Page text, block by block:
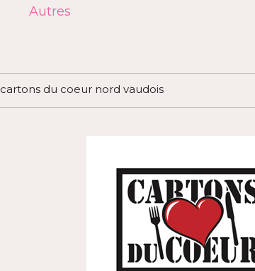
Autres
cartons du coeur nord vaudois